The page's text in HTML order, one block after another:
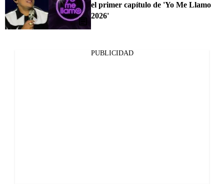
el primer capítulo de 'Yo Me Llamo
2026'
PUBLICIDAD